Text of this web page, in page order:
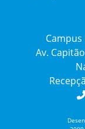
Av.